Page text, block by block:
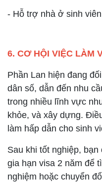
- Hỗ trợ nhà ở sinh
6. CƠ HỘI VIỆC LÀM
Phần Lan hiện đang
dân số, dẫn đến nhu
trong nhiều lĩnh vực
khỏe, và xây dựng.
làm hấp dẫn cho sinh
Sau khi tốt nghiệp,
gia hạn visa 2 năm để
nghiệm hoặc chuyển